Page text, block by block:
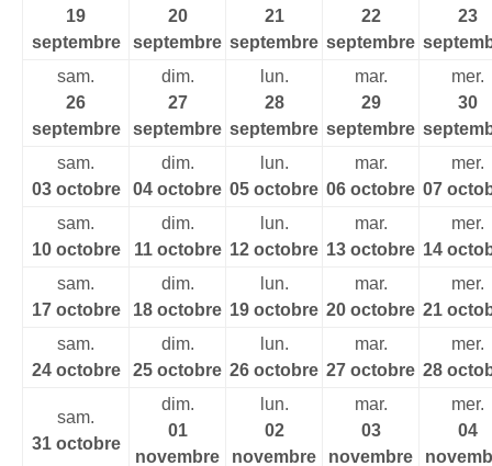
19
septembre
20
septembre
21
septembre
22
septembre
23
sam.
26
septembre
dim.
27
septembre
lun.
28
septembre
mar.
29
septembre
mer.
30
sam.
03 octobre
dim.
04 octobre
lun.
05 octobre
mar.
06 octobre
mer.
07
sam.
10 octobre
dim.
11 octobre
lun.
12 octobre
mar.
13 octobre
mer.
14
sam.
17 octobre
dim.
18 octobre
lun.
19 octobre
mar.
20 octobre
mer.
21
sam.
24 octobre
dim.
25 octobre
lun.
26 octobre
mar.
27 octobre
mer.
28
sam.
31 octobre
dim.
01
novembre
lun.
02
novembre
mar.
03
novembre
mer.
04